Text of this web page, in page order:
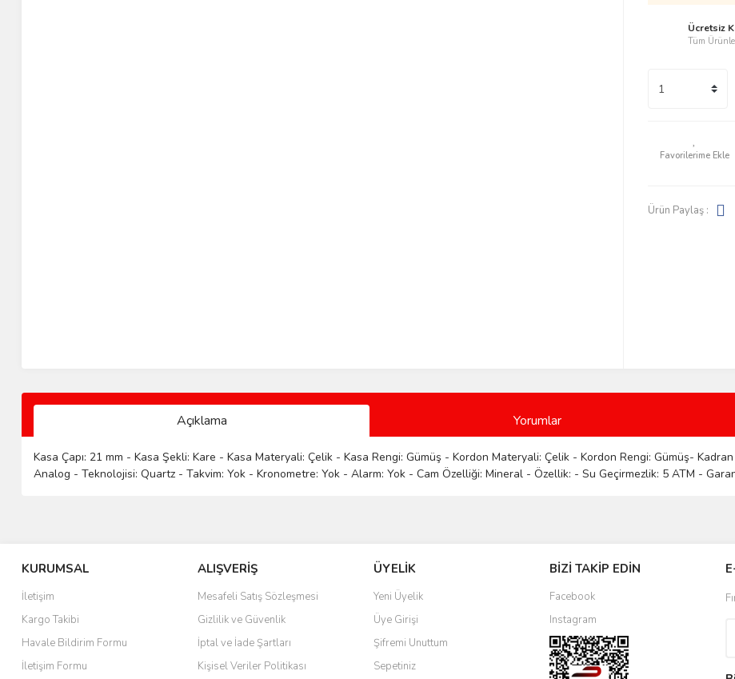
Ücretsiz
Tüm
Ürün Paylaş :
Açıklama Yorumlar
Kasa Çapı: 21 mm - Kasa Şekli: Kare - Kasa Materyali: Çelik - Kasa Rengi: Gümüş - Kordon Materyali: Çelik - Kordon Rengi: Gümüş- Kadran
Analog - Teknolojisi: Quartz - Takvim: Yok - Kronometre: Yok - Alarm: Yok - Cam Özelliği: Mineral - Özellik: - Su Geçirmezlik: 5 ATM -
KURUMSAL
İletişim
Kargo Takibi
Havale Bildirim Formu
İletişim Formu
ALIŞVERİŞ
Mesafeli Satış Sözleşmesi
Gizlilik ve Güvenlik
İptal ve İade Şartları
Kişisel Veriler Politikası
ÜYELİK
Yeni Üyelik
Üye Girişi
Şifremi Unuttum
Sepetiniz
BİZİ TAKİP EDİN
Facebook
Instagram